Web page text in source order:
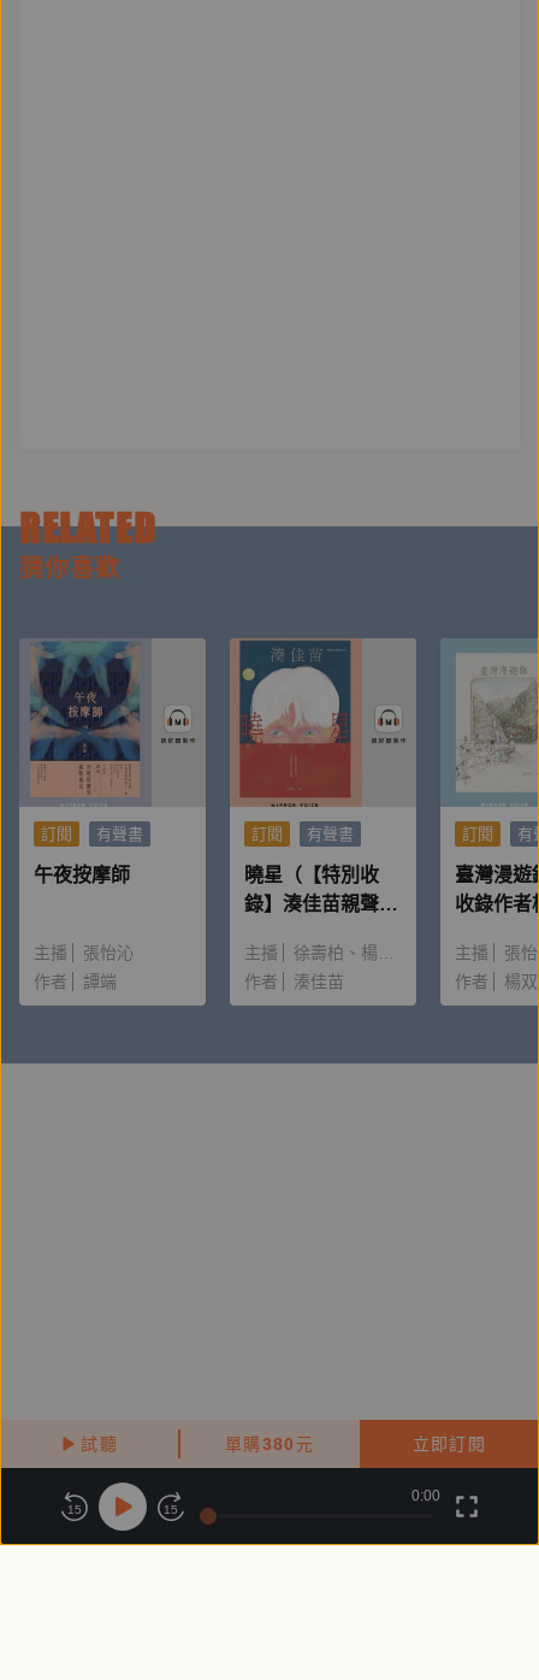
試聽 單購380 元 立即訂閱
度》、《成材的木，成器的人：台灣木職人的記憶與技
藝》。
====
產品企劃：王乃柔
錄音/後製：劉彥呈
RELATED
猜你喜歡
訂閱 有聲書
午夜按摩師
主播
張怡沁
作者
譚端
訂閱 有聲書
曉星（【特別收
錄】湊佳苗親聲朗
主播 徐壽柏
楊雅淳
作者
湊佳苗
訂閱 有
臺灣漫遊
收錄作者
主播
張
作者
楊
關於鏡好聽
商務合作 付費條款 會員條款
15 15
0:00